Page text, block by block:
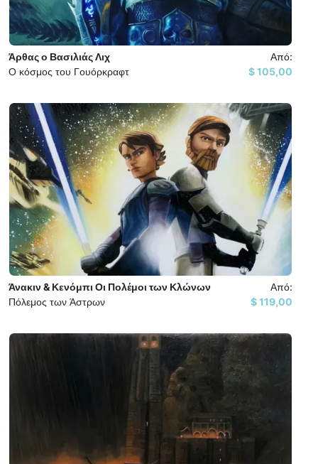
Άρθας ο Βασιλιάς Λιχ
Ο κόσμος του Γουόρκραφτ
Από:
105,00 $
Άνακιν & Κενόμπι Οι Πολέμοι των Κλώνων
Πόλεμος των Άστρων
Από:
119,00 $